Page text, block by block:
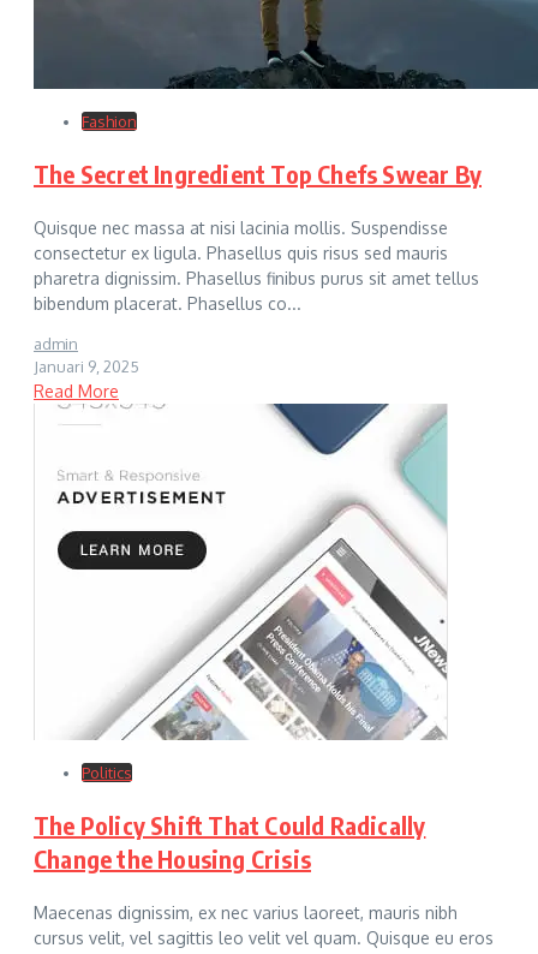
Fashion
The Secret Ingredient Top Chefs Swear By
Quisque nec massa at nisi lacinia mollis. Suspendisse
consectetur ex ligula. Phasellus quis risus sed mauris
pharetra dignissim. Phasellus finibus purus sit amet tellus
bibendum placerat. Phasellus co...
admin
Januari 9, 2025
Read More
Politics
The Policy Shift That Could Radically
Change the Housing Crisis
Maecenas dignissim, ex nec varius laoreet, mauris nibh
cursus velit, vel sagittis leo velit vel quam. Quisque eu eros